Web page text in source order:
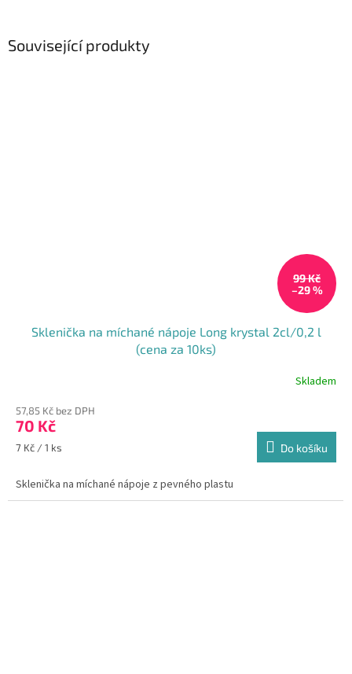
Související produkty
99 Kč
–29 %
Sklenička na míchané nápoje Long krystal 2cl/0,2 l
(cena za 10ks)
Skladem
57,85 Kč bez DPH
70 Kč
Měrná
7 Kč / 1 ks Do košíku
Sklenička na míchané nápoje z pevného plastu